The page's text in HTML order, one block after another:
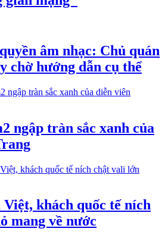
âm nhạc: Chủ quán
chờ hướng dẫn cụ thể
ngập tràn sắc xanh của
Việt, khách quốc tế ních
mang về nước